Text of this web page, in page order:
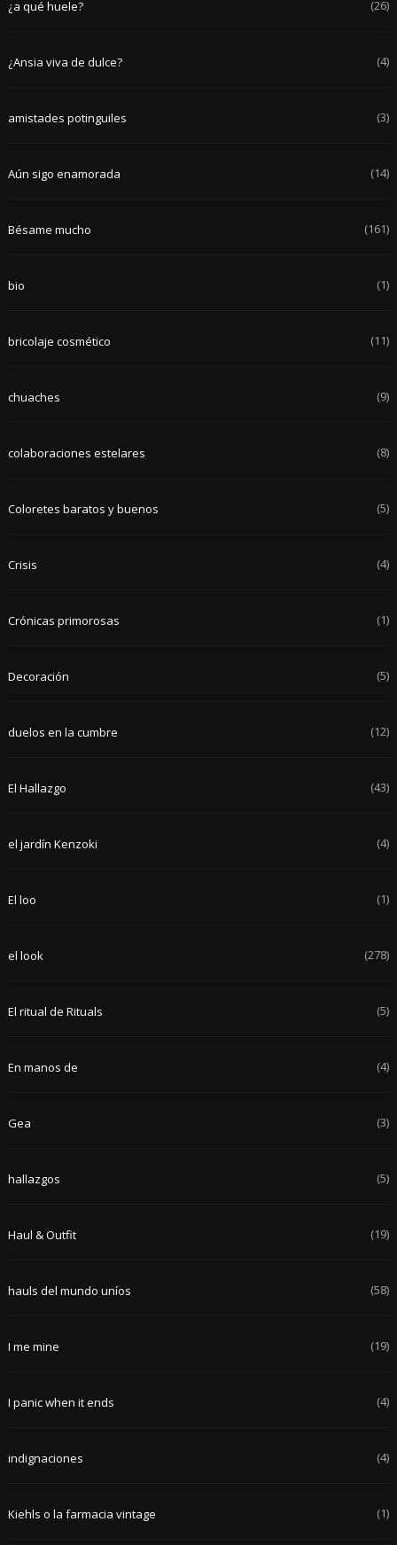
¿a qué huele? (26)
¿Ansia viva de dulce? (4)
amistades potinguiles (3)
Aún sigo enamorada (14)
Bésame mucho (161)
bio (1)
bricolaje cosmético (11)
chuaches (9)
colaboraciones estelares (8)
Coloretes baratos y buenos (5)
Crisis (4)
Crónicas primorosas (1)
Decoración (5)
duelos en la cumbre (12)
El Hallazgo (43)
el jardín Kenzoki (4)
El loo (1)
el look (278)
El ritual de Rituals (5)
En manos de (4)
Gea (3)
hallazgos (5)
Haul & Outfit (19)
hauls del mundo uníos (58)
I me mine (19)
I panic when it ends (4)
indignaciones (4)
Kiehls o la farmacia vintage (1)